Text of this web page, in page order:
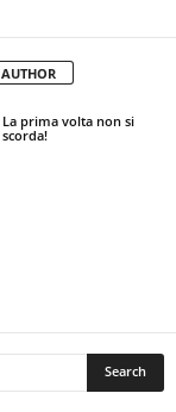
La prima volta non si
scorda!